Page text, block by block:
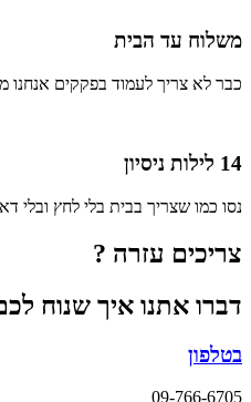
משלוח עד הבית
כבר לא צריך לעמוד בפקקים אנחנו
14 לילות ניסיון
נסו כמו שצריך בבית בלי לחץ ובלי
צריכים עזרה ?
דברו אתנו איך שנוח
בטלפון
09-766-6705